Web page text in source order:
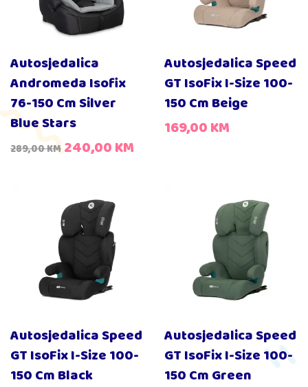
Autosjedalica
Andromeda Isofix
76-150 Cm Silver
Blue Stars
289,00KM 240,00KM
Autosjedalica Speed
GT IsoFix I-Size 100-
150 Cm Beige
169,00KM
Autosjedalica Speed
GT IsoFix I-Size 100-
150 Cm Black
Autosjedalica Speed
GT IsoFix I-Size 100-
150 Cm Green